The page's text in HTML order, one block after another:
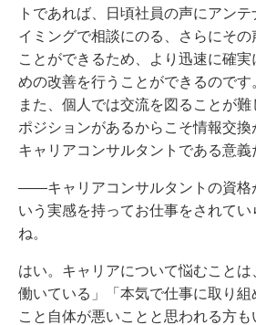
トであれば、日頃社員の声にアン
イミングで相談にのる、さらにそ
ことができるため、より迅速に確
めの改善を行うことができるのです
また、個人では交流を図ることが難
ポジションがあるからこそ情報交
キャリアコンサルタントである意義
――キャリアコンサルタントの資格
いう実感を持ってお仕事をされて
ね。
はい。キャリアについて悩むこと
働いている」「本気で仕事に取り
こと自体が悪いことと思われる方も